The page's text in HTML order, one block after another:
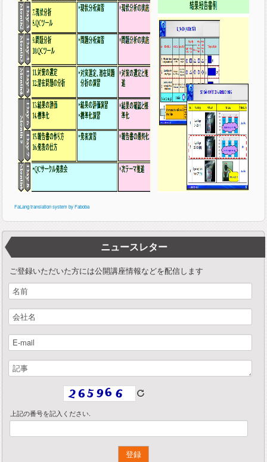
FaLang translation system by Faboba
ニュースレター
ご登録いただいた方には公開講座情報などを配信します
上記の番号を記入ください.